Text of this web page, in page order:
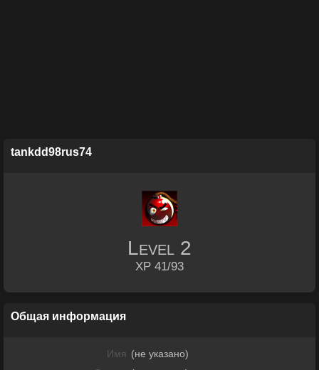
tankdd98rus74
Level 2
XP 41/93
Общая информация
Имя (не указано)